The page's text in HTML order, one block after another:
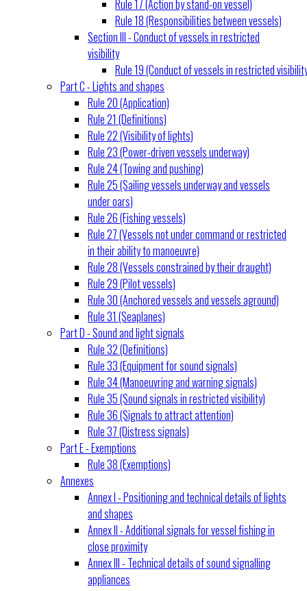
Rule 17 (Action by stand-on vessel)
Rule 18 (Responsibilities between vessels)
Section III - Conduct of vessels in restricted
visibility
Rule 19 (Conduct of vessels in restricted
Part C - Lights and shapes
Rule 20 (Application)
Rule 21 (Definitions)
Rule 22 (Visibility of lights)
Rule 23 (Power-driven vessels underway)
Rule 24 (Towing and pushing)
Rule 25 (Sailing vessels underway and vessels
under oars)
Rule 26 (Fishing vessels)
Rule 27 (Vessels not under command or restricted
in their ability to manoeuvre)
Rule 28 (Vessels constrained by their draught)
Rule 29 (Pilot vessels)
Rule 30 (Anchored vessels and vessels aground)
Rule 31 (Seaplanes)
Part D - Sound and light signals
Rule 32 (Definitions)
Rule 33 (Equipment for sound signals)
Rule 34 (Manoeuvring and warning signals)
Rule 35 (Sound signals in restricted visibility)
Rule 36 (Signals to attract attention)
Rule 37 (Distress signals)
Part E - Exemptions
Rule 38 (Exemptions)
Annexes
Annex I - Positioning and technical details of lights
and shapes
Annex II - Additional signals for vessel fishing in
close proximity
Annex III - Technical details of sound signalling
appliances